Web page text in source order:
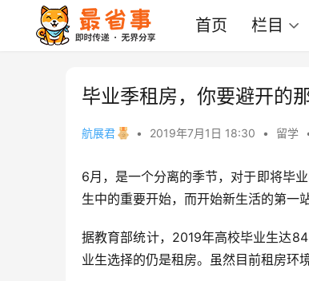
首页 栏目
毕业季租房，你要避开的
航展君 • 2019年7月1日 18:30 • 留学
6月，是一个分离的季节，对于即将毕
生中的重要开始，而开始新生活的第一
据教育部统计，2019年高校毕业生达
业生选择的仍是租房。虽然目前租房环